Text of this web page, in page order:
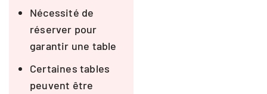
Nécessité de
réserver pour
garantir une table
Certaines tables
peuvent être